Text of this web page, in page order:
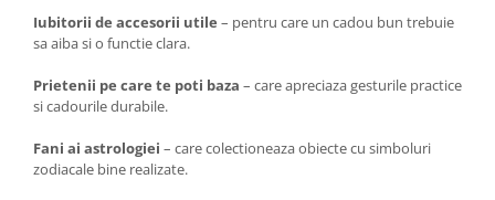
Iubitorii de accesorii utile – pentru care un cadou bun trebuie
sa aiba si o functie clara.
Prietenii pe care te poti baza – care apreciaza gesturile practice
si cadourile durabile.
Fani ai astrologiei – care colectioneaza obiecte cu simboluri
zodiacale bine realizate.